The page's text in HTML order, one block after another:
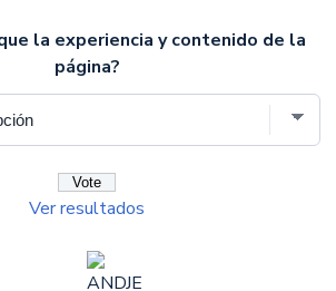
la experiencia y contenido de la
página?
Ver resultados